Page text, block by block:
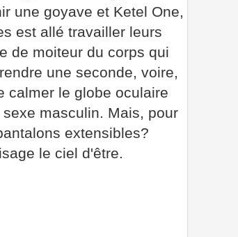
une goyave et Ketel One,
est allé travailler leurs
de moiteur du corps qui
une seconde, voire,
calmer le globe oculaire
masculin. Mais, pour
extensibles?
le ciel d'être.